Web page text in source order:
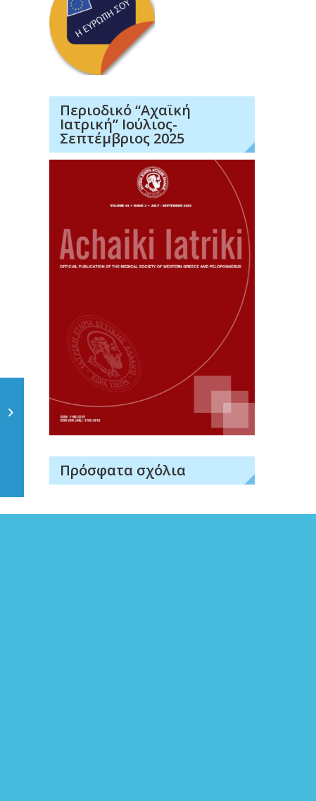
Περιοδικό “Αχαϊκή
Ιατρική” Ιούλιος-
Σεπτέμβριος 2025
Πρόσφατα σχόλια